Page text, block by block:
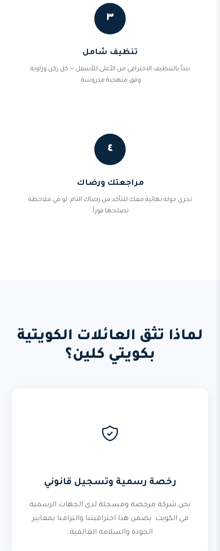
٣
تنظيف شامل
نبدأ بالتنظيف الاحترافي من الأعلى للأسفل — كل ركن وزاوية
وفق منهجية مدروسة.
٤
مراجعتك ورضاك
نجري جولة نهائية معك للتأكد من رضاك التام. لو في ملاحظة
نصلحها فوراً.
لماذا تثق العائلات الكويتية
بكويتي كلين؟
رخصة رسمية وتسجيل قانوني
نحن شركة مرخصة ومسجلة لدى الجهات الرسمية
في الكويت. يضمن هذا احترافيتنا والتزامنا بمعايير
الجودة والسلامة العالمية.